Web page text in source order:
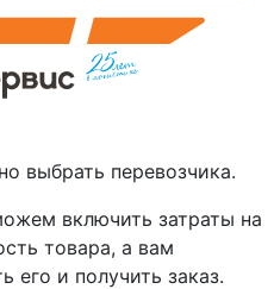
выбрать перевозчика.
включить затраты на
товара, а вам
его и получить заказ.